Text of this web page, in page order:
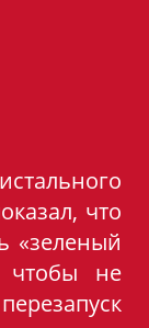
что
«зеленый
чтобы не